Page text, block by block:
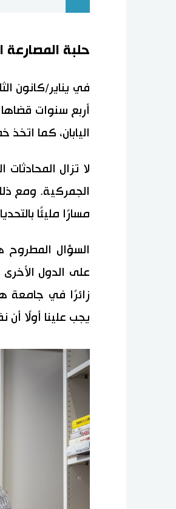
حلبة المصارعة
أربع سنوات
اليابان، كما
لا تزال
الجمركية. ومع
مسارًا مليئًا
السؤال
على الدول
يجب علينا أولًا